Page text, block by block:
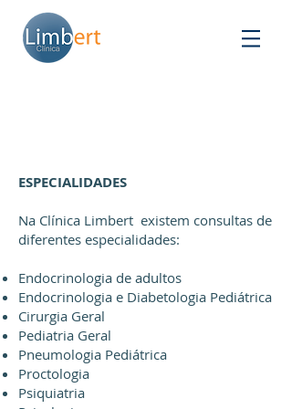
ESPECIALIDADES
Na Clínica Limbert existem consultas de
diferentes especialidades:
Endocrinologia de adultos
Endocrinologia e Diabetologia Pediátrica
Cirurgia Geral
Pediatria Geral
Pneumologia Pediátrica
Proctologia
Psiquiatria